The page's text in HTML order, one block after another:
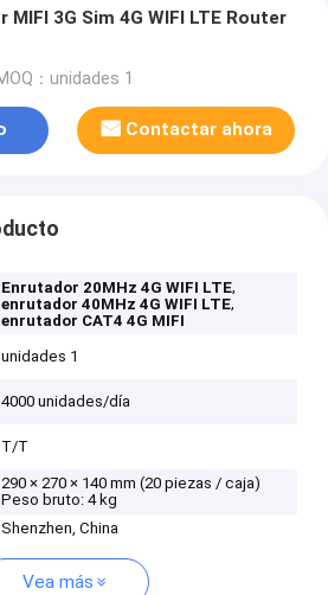
3G Sim 4G WIFI LTE Router
：unidades 1
Contactar ahora
Enrutador 20MHz 4G WIFI LTE,
enrutador 40MHz 4G WIFI LTE,
enrutador CAT4 4G MIFI
unidades 1
4000 unidades/día
T/T
290 × 270 × 140 mm (20 piezas / caja)
Peso bruto: 4 kg
Shenzhen, China
Vea más